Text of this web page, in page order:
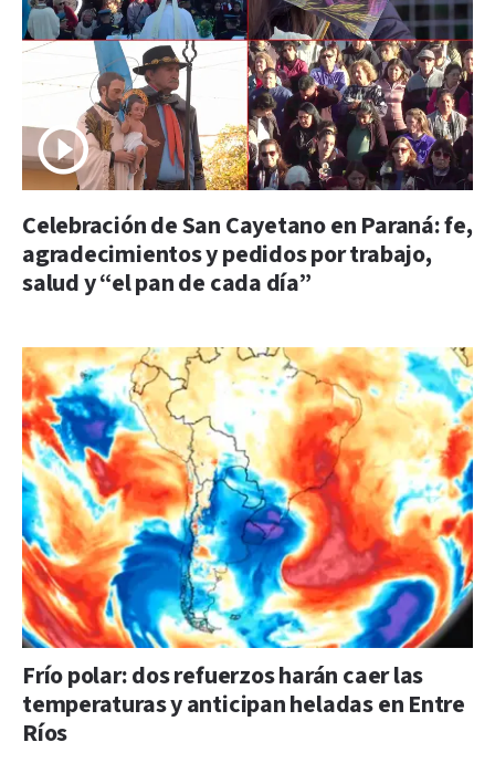
Celebración de San Cayetano en Paraná: fe,
agradecimientos y pedidos por trabajo,
salud y “el pan de cada día”
Frío polar: dos refuerzos harán caer las
temperaturas y anticipan heladas en Entre
Ríos